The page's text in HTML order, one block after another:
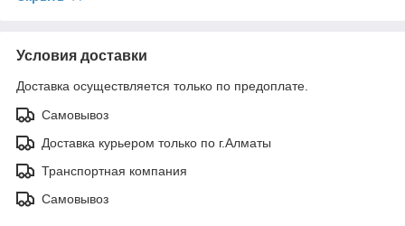
Условия доставки
Доставка осуществляется только по предоплате.
Самовывоз
Доставка курьером только по г.Алматы
Транспортная компания
Самовывоз